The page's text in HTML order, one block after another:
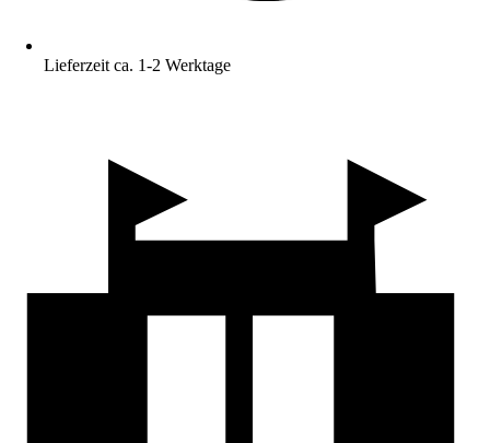
Lieferzeit ca. 1-2 Werktage